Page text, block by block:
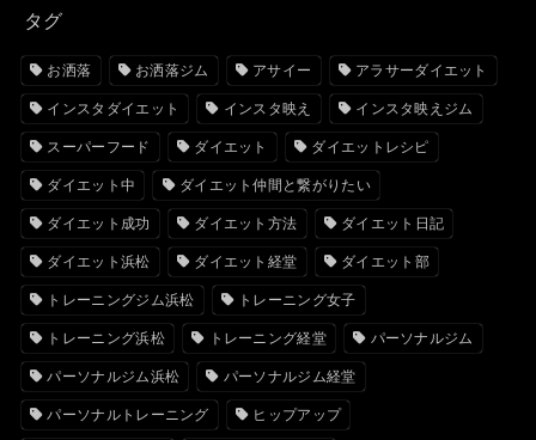
タグ
お洒落 お洒落ジム アサイー アラサーダイエット
インスタダイエット インスタ映え インスタ映えジム
スーパーフード ダイエット ダイエットレシピ
ダイエット中 ダイエット仲間と繋がりたい
ダイエット成功 ダイエット方法 ダイエット日記
ダイエット浜松 ダイエット経堂 ダイエット部
トレーニングジム浜松 トレーニング女子
トレーニング浜松 トレーニング経堂 パーソナルジム
パーソナルジム浜松 パーソナルジム経堂
パーソナルトレーニング ヒップアップ